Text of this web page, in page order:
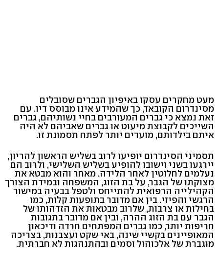
מעט מחקרים עסקו באיפיון הגברים שסובלים
מסינדרום הקובאד, כך שהמידע אינו מבוסס דיו. עם
זאת נמצא כי גברים המעורבים בחיי נשותיהם, גברים
השייכים לקבוצת מיעוט או גברים שאביהם לא היה
איתם בילדותם, מועדים יותר לפתח תסמונת זו.
תסמיני הסינדרום יופיעו לרוב בשליש הראשון להריון,
יירגעו בשני וישובו להופיע בשליש השלישי, ולרוב הם
נעלמים לחלוטין לאחר הלידה. מאחר והוא מבטא את
מצוקתו של הגבר, על בת הזוג, המשפחה ובמידת הצורך
הקהילייה הרפואית להתייחס ולטפל בבעיה במישור
הרגשי והפיזי. בין אם מדובר בתופעות קלות, כמו
בחילות או צרבות, שלרוב מבטאות את הזדהותו של
הגבר עם בת הזוג ההרה, ובין אם מדובר בתגובות
חריפות יותר, כמו גברים המפתחים חרדה ודיכאון
המאופיינים בקשיי שינה, באי שקט ועצבנות, בצריכה
מוגברת של אלכוהול וסמים ובהתנהגות לא חברתית.